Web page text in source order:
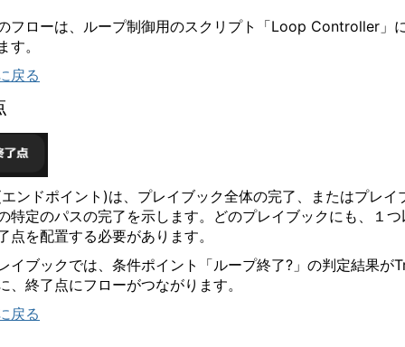
フローは、ループ制御用のスクリプト「Loop Controller 」
す。
戻る
エンドポイント )は、プレイブック全体の完了、またはプレイ
特定のパスの完了を示します。どのプレイブックにも、１つ
点を配置する必要があります。
イブックでは、条件ポイント「ループ終了? 」の判定結果が
、終了点にフローがつながります。
戻る